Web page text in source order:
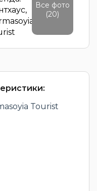
Все фото
(20)
Tourist